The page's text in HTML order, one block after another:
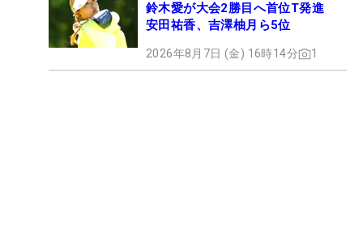
鈴木愛が大会2勝目へ首位T発進
安田祐香、吉澤柚月ら5位
2026年8月7日 (金) 16時14分 1